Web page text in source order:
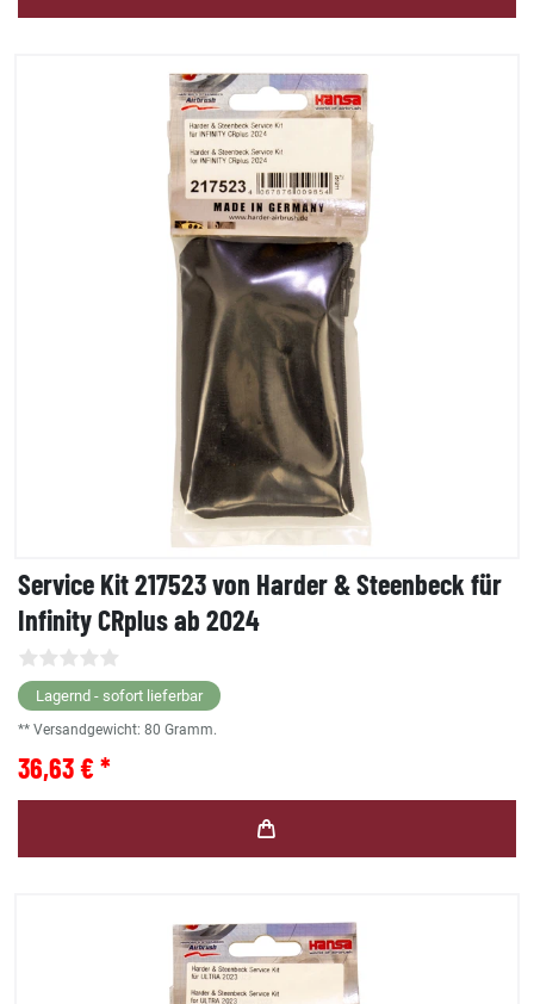
Service Kit 217523 von Harder & Steenbeck für
Infinity CRplus ab 2024
Lagernd - sofort lieferbar
** Versandgewicht: 80 Gramm.
36,63 € *